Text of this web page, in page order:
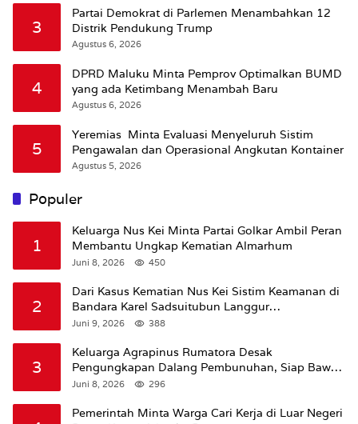
3
Partai Demokrat di Parlemen Menambahkan 12
Distrik Pendukung Trump
Agustus 6, 2026
4
DPRD Maluku Minta Pemprov Optimalkan BUMD
yang ada Ketimbang Menambah Baru
Agustus 6, 2026
5
Yeremias Minta Evaluasi Menyeluruh Sistim
Pengawalan dan Operasional Angkutan Kontainer
Agustus 5, 2026
Populer
1
Keluarga Nus Kei Minta Partai Golkar Ambil Peran
Membantu Ungkap Kematian Almarhum
Juni 8, 2026 450
2
Dari Kasus Kematian Nus Kei Sistim Keamanan di
Bandara Karel Sadsuitubun Langgur
Dipertanyakan
Juni 9, 2026 388
3
Keluarga Agrapinus Rumatora Desak
Pengungkapan Dalang Pembunuhan, Siap Bawa
Kasus ke Komisi III DPR RI
Juni 8, 2026 296
Pemerintah Minta Warga Cari Kerja di Luar Negeri